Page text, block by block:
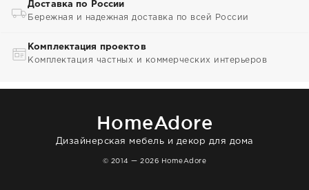
Доставка по России
Бережная и надежная доставка по всей России
Комплектация проектов
Комплектация частных и коммерческих интерьеров
HomeAdore
Дизайнерская мебель и декор для дома
© 2014 — 2026 HomeAdore